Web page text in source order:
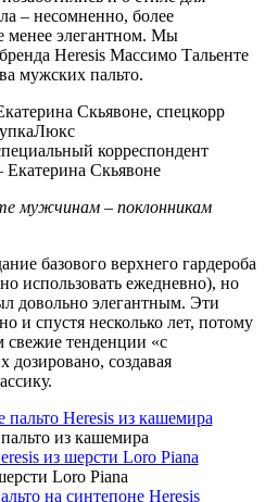
– несомненно, более
менее элегантном. Мы
Heresis Массимо Тальенте
мужских пальто.
корреспондент
Скьявоне
мужчинам – поклонникам
базового верхнего гардероба
использовать ежедневно), но
довольно элегантным. Эти
и спустя несколько лет, потому
свежие тенденции «с
дозировано, создавая
из кашемира
Loro Piana